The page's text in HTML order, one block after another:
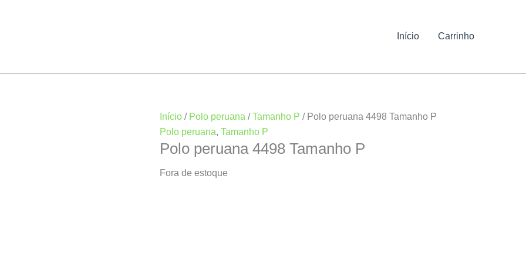
Início Carrinho
Início / Polo peruana /Tamanho P / Polo peruana 4498 Tamanho P
Polo peruana, Tamanho P
Polo peruana 4498 Tamanho P
Fora de estoque